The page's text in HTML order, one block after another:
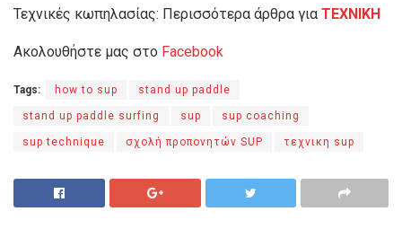
Τεχνικές κωπηλασίας: Περισσότερα άρθρα για TEXNIKH
Ακολουθήστε μας στο Facebook
Tags: how to sup stand up paddle
stand up paddle surfing sup sup coaching
sup technique σχολή προπονητών SUP τεχνικη sup